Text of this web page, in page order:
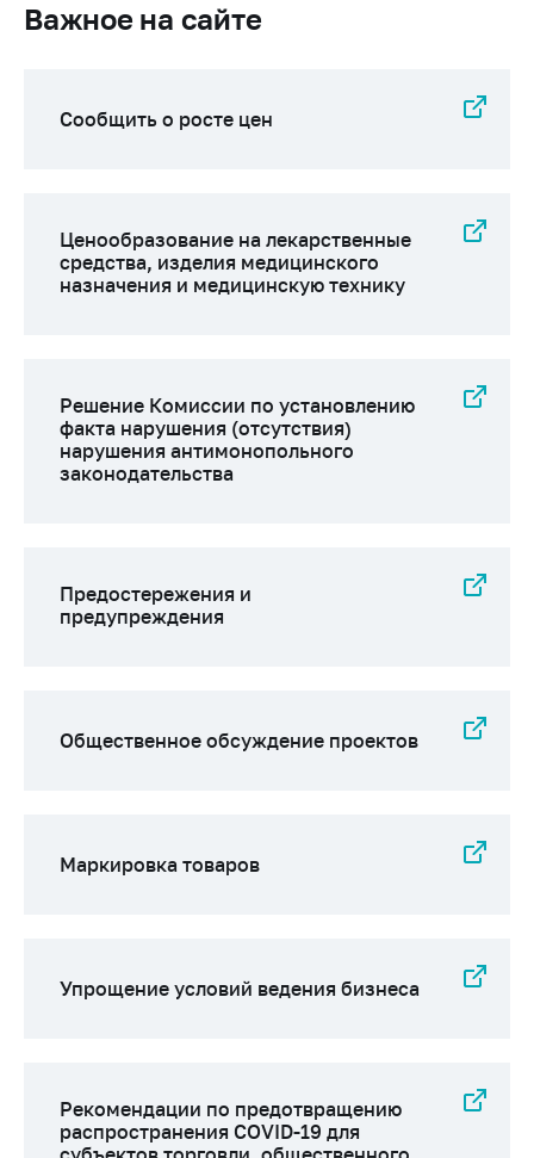
Электронные
цен на товары
изделия
Контакты
Приемная
Министра
Горячая линия
орган
Ценообразование
назначения и
медицинскую
факта нарушения
Предостережения и
Важное на сайте
Сообщить о росте цен
Ценообразование на лекарственные
средства, изделия медицинского
назначения и медицинскую технику
Решение Комиссии по установлению
факта нарушения (отсутствия)
нарушения антимонопольного
законодательства
Предостережения и
предупреждения
Общественное обсуждение проектов
Маркировка товаров
Упрощение условий ведения бизнеса
Рекомендации по предотвращению
распространения COVID-19 для